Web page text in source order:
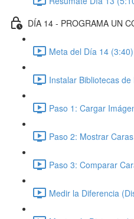
DÍA 14 - PROGRAMA UN
Meta del Día 14 (3:40)
Instalar Bibliotecas
Paso 1: Cargar
Paso 2: Mostrar
Paso 3: Comparar
Medir la Diferencia